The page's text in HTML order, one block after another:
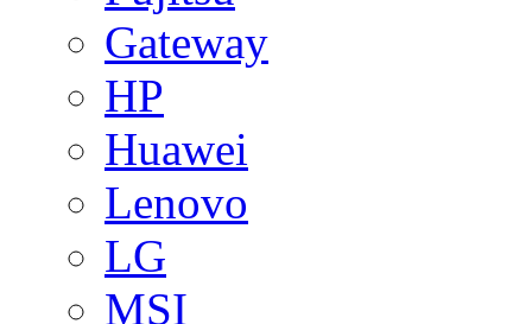
Gateway
HP
Huawei
Lenovo
LG
MSI